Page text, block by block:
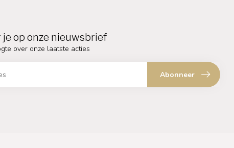
op onze nieuwsbrief
over onze laatste acties
Abonneer